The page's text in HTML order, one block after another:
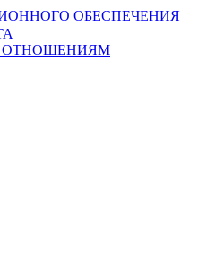
ОБЕСПЕЧЕНИЯ
ОТНОШЕНИЯМ